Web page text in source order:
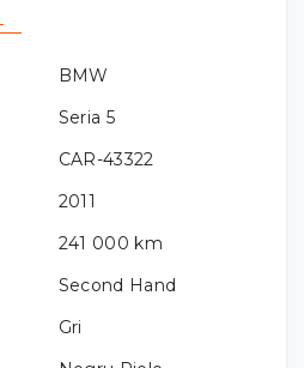
BMW
Seria 5
CAR-43322
2011
241 000 km
Second Hand
Gri